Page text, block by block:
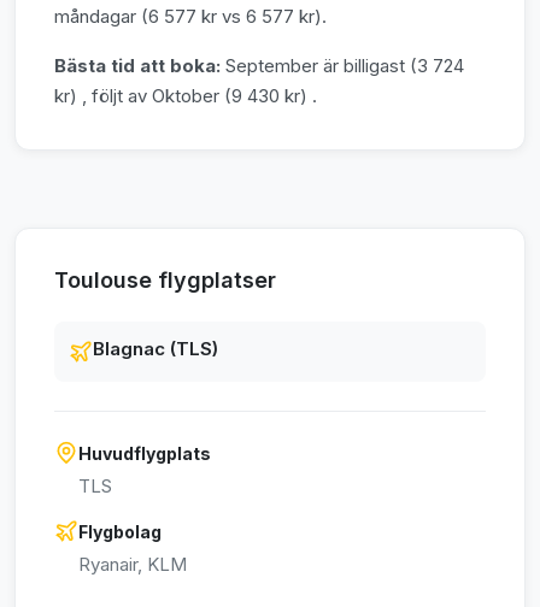
måndagar (6 577 kr vs 6 577 kr).
Bästa tid att boka: September är billigast (3 724
kr) , följt av Oktober (9 430 kr) .
Toulouse flygplatser
Blagnac (TLS)
Huvudflygplats
TLS
Flygbolag
Ryanair, KLM